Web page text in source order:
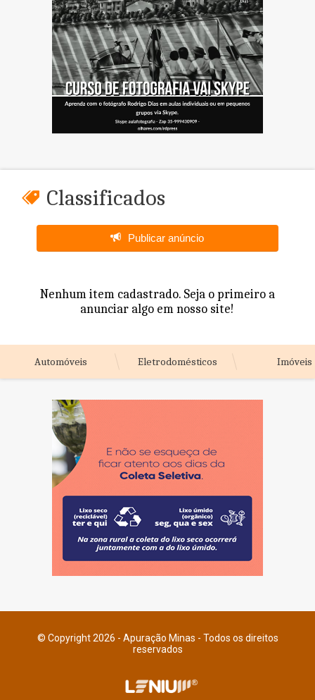
Classificados
Publicar anúncio
Nenhum item cadastrado. Seja o primeiro a
anunciar algo em nosso site!
Automóveis Eletrodomésticos Imóveis
© Copyright 2026 - Apuração Minas - Todos os direitos
reservados